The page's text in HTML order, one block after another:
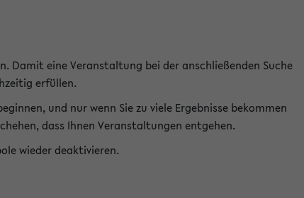
Damit eine Veranstaltung bei der anschließenden Suche
erfüllen.
und nur wenn Sie zu viele Ergebnisse bekommen
dass Ihnen Veranstaltungen entgehen.
wieder deaktivieren.